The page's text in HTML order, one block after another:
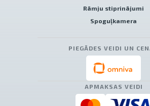
Rāmju stiprinājumi
Spoguļkamera
PIEGĀDES VEIDI UN
APMAKSAS VEIDI